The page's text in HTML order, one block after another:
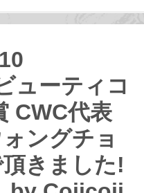
ューティコ
CWC代表
ングチョ
きました!